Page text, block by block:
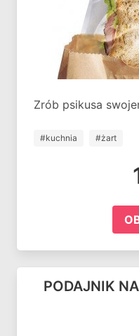
Zrób psikusa
#kuchnia #żart
PODAJNIK